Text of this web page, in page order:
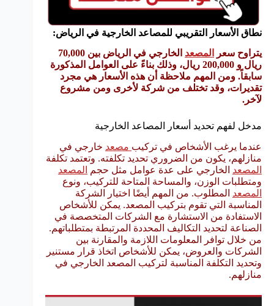
نطاق الأسعار التقريبي للمصاعد الخارجية في الرياض:
يتراوح سعر
المصعد
الخارجي في الرياض بين 70,000
ريال و 200,000 ريال، وذلك بناءً على العوامل المذكورة
سابقاً. ومن المهم ملاحظة أن هذه الأسعار هي مجرد
تقديرات، وقد تختلف من شركة لأخرى ومن مشروع
لآخر.
مدخل لفهم تحديد أسعار المصاعد الخارجية
عندما يرغب الأشخاص في تركيب مصعد خارجي في
منازلهم، يكون من الضروري تحديد تكلفته. وتعتمد تكلفة
المصعد الخارجي على عدة عوامل مثل حجم
المصعد
ومتطلبات الوزن، والمساحة المتاحة للتركيب، ونوع
المصعد المطلوب. من المهم أيضًا اختيار الشركة
المناسبة التي تقوم بتركيب المصعد. يمكن للأشخاص
الاستفادة من الاستشارة مع الشركات المتخصصة في
الصناعة لتحديد التكاليف المحددة المرتبطة بمتطلباتهم.
من خلال توافر المعلومات اللازمة والمقارنة بين
الشركات والعروض، يمكن للأشخاص اتخاذ قرار مستنير
وتحديد التكلفة المناسبة لتركيب المصعد الخارجي في
منازلهم.